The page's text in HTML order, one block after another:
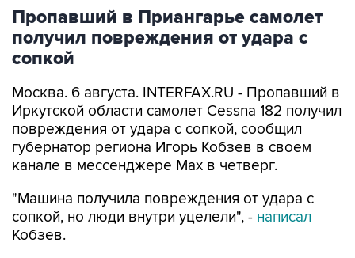
Пропавший в Приангарье самолет
получил повреждения от удара с
сопкой
Москва. 6 августа. INTERFAX.RU - Пропавший в
Иркутской области самолет Cessna 182 получил
повреждения от удара с сопкой, сообщил
губернатор региона Игорь Кобзев в своем
канале в мессенджере Мах в четверг.
"Машина получила повреждения от удара с
сопкой, но люди внутри уцелели", - написал
Кобзев.